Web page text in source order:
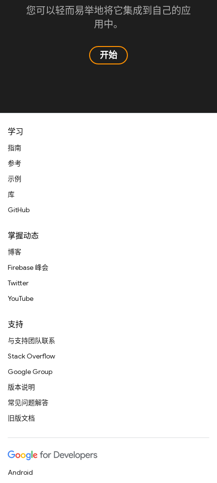
您可以轻而易举地将它集成到自己的应
用中。
开始
学习
指南
参考
示例
库
GitHub
掌握动态
博客
Firebase 峰会
Twitter
YouTube
支持
与支持团队联系
Stack Overflow
Google Group
版本说明
常见问题解答
旧版文档
Android